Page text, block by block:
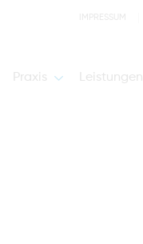
Praxis Leistungen